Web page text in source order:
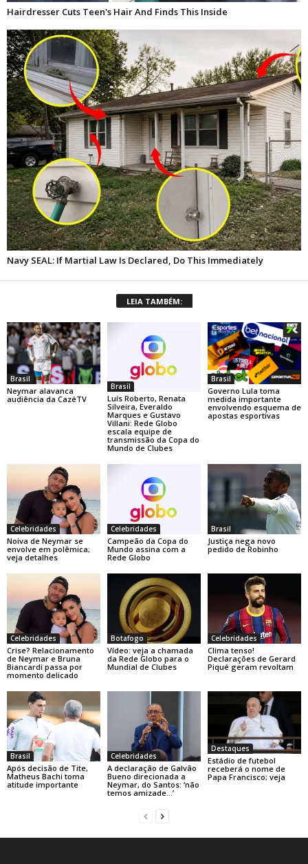
LEIA TAMBÉM:
Brasil
Neymar alavanca
audiência da CazéTV
Brasil
Luís Roberto, Renata
Silveira, Everaldo
Marques e Gustavo
Villani: Rede Globo
escala equipe de
transmissão da Copa do
Mundo de Clubes
Brasil
Governo Lula toma
medida importante
envolvendo esquema de
apostas esportivas
Celebridades
Noiva de Neymar se
envolve em polêmica;
veja detalhes
Celebridades
Campeão da Copa do
Mundo assina com a
Rede Globo
Brasil
Justiça nega novo
pedido de Robinho
Celebridades
Crise? Relacionamento
de Neymar e Bruna
Biancardi passa por
momento delicado
Botafogo
Vídeo: veja a chamada
da Rede Globo para o
Mundial de Clubes
Celebridades
Clima tenso!
Declarações de Gerard
Piqué geram revoltam
Brasil
Após decisão de Tite,
Matheus Bachi toma
atitude importante
Celebridades
A declaração de Galvão
Bueno direcionada a
Neymar, do Santos: ‘não
temos amizade…’
Destaques
Estádio de futebol
receberá o nome de
Papa Francisco; veja